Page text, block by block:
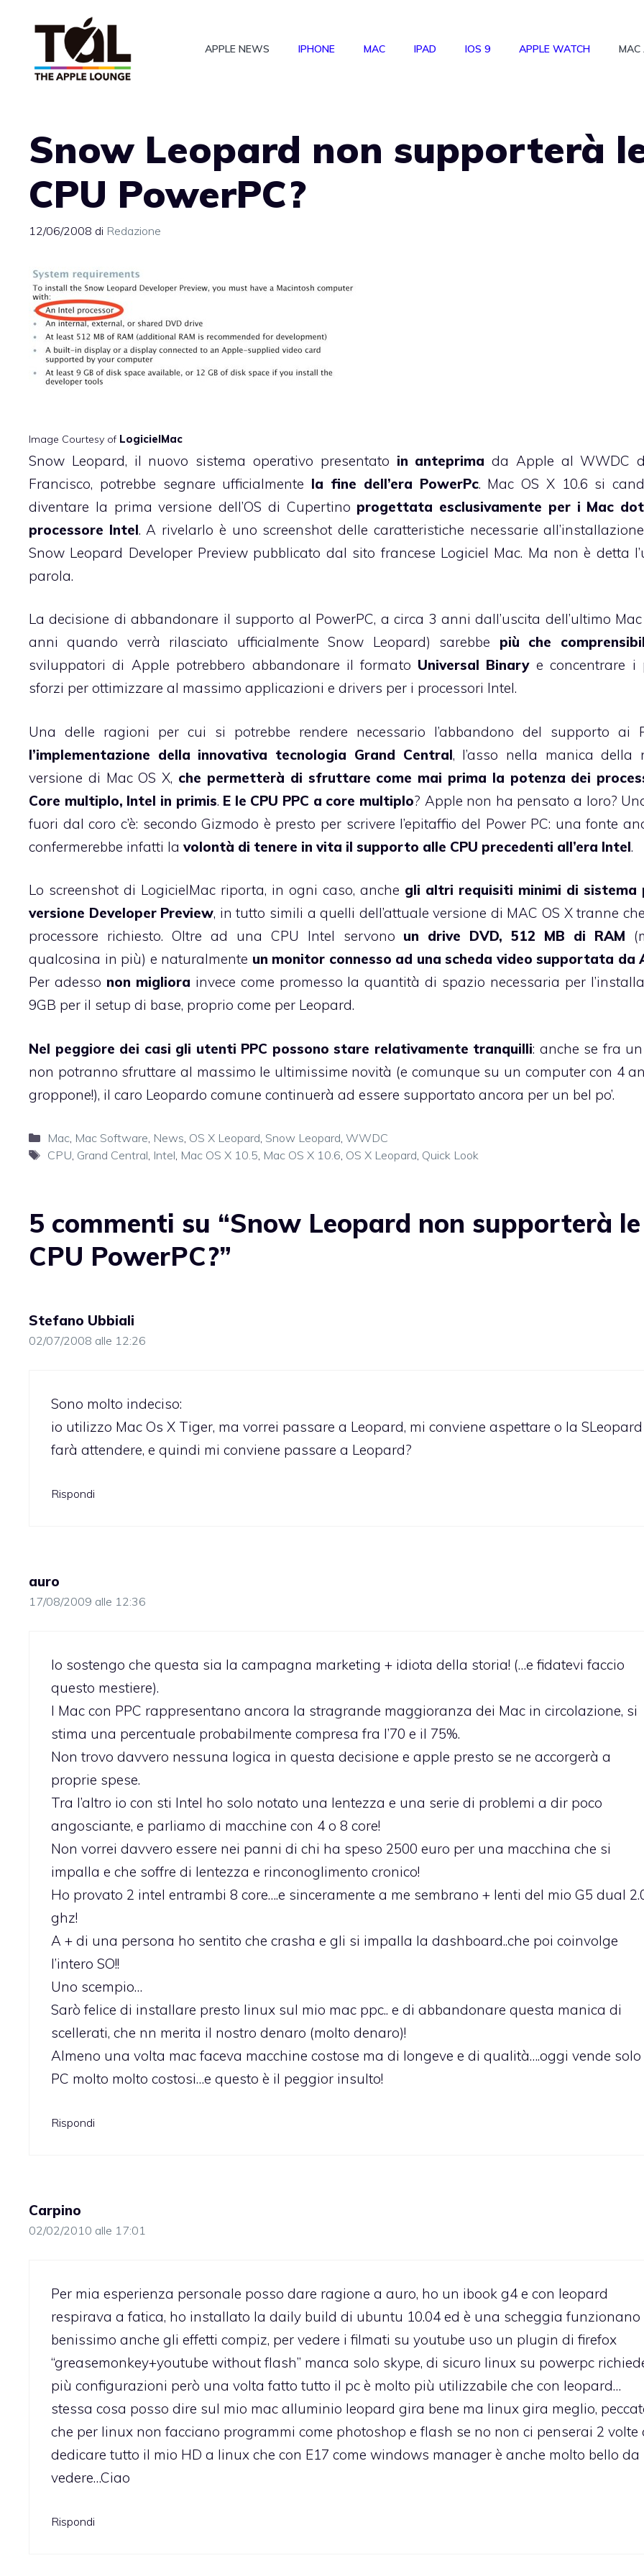
APPLE NEWS IPHONE MAC IPAD IOS 9 APPLE WATCH MAC
Snow Leopard non supporterà
CPU PowerPC?
12/06/2008 di Redazione
Image Courtesy of LogicielMac
Snow Leopard, il nuovo sistema operativo presentato in anteprima da Apple alWWDC
Francisco, potrebbe segnare ufficialmente la fine dell’era PowerPc. Mac OS X 10.6 si
diventare la prima versione dell’OS di Cupertino progettata esclusivamente per i Mac
processore Intel. A rivelarlo è uno screenshot delle caratteristiche necessarie
Snow Leopard Developer Preview pubblicato dal sito francese Logiciel Mac. Ma non è detta
parola.
La decisione di abbandonare il supporto al PowerPC, a circa 3 anni dall’uscita dell’ultimo
anni quando verrà rilasciato ufficialmente Snow Leopard) sarebbe più che
sviluppatori di Apple potrebbero abbandonare il formato Universal Binarye concentrare i
sforzi per ottimizzare al massimo applicazioni e drivers per i processori Intel.
Una delle ragioni per cui si potrebbe rendere necessario l’abbandono del supporto ai
l’implementazione della innovativa tecnologia Grand Central, l’asso nella manica della
versione di Mac OS X, che permetterà di sfruttare come mai prima la potenza dei
Core multiplo, Intel in primis. E le CPU PPC a core multiplo? Apple non ha pensato a loro?
fuori dal coro c’è: secondo Gizmodo è presto per scrivere l’epitaffio del Power PC: una fonte
confermerebbe infatti la volontà di tenere in vita il supporto alle CPU precedenti all’era Intel.
Lo screenshot di LogicielMac riporta, in ogni caso, anche gli altri requisiti minimi di sistema
versione Developer Preview, in tutto simili a quelli dell’attuale versione di MAC OS X tranne
processore richiesto. Oltre ad una CPU Intel servono un drive DVD, 512 MB di RAM
qualcosina in più) e naturalmente un monitor connesso ad una scheda video supportata da
Per adesso non migliora invece come promesso la quantità di spazio necessaria per
9GB per il setup di base, proprio come per Leopard.
Nel peggiore dei casi gli utenti PPC possono stare relativamente tranquilli: anche se fra
non potranno sfruttare al massimo le ultimissime novità (e comunque su un computer con 4
groppone!), il caro Leopardo comune continuerà ad essere supportato ancora per un bel po’.
Categorie
Mac, Mac Software, News, OS X Leopard, Snow Leopard, WWDC
Tag
CPU, Grand Central, Intel, Mac OS X 10.5, Mac OS X 10.6, OS X Leopard, Quick Look
5 commenti su “Snow Leopard non supporterà le
CPU PowerPC?”
Stefano Ubbiali
02/07/2008 alle 12:26
Sono molto indeciso:
io utilizzo Mac Os X Tiger, ma vorrei passare a Leopard, mi conviene aspettare o la
farà attendere, e quindi mi conviene passare a Leopard?
Rispondi
auro
17/08/2009 alle 12:36
Io sostengo che questa sia la campagna marketing + idiota della storia! (…e fidatevi faccio
questo mestiere).
I Mac con PPC rappresentano ancora la stragrande maggioranza dei Mac in circolazione, si
stima una percentuale probabilmente compresa fra l’70 e il 75%.
Non trovo davvero nessuna logica in questa decisione e apple presto se ne accorgerà a
proprie spese.
Tra l’altro io con sti Intel ho solo notato una lentezza e una serie di problemi a dir poco
angosciante, e parliamo di macchine con 4 o 8 core!
Non vorrei davvero essere nei panni di chi ha speso 2500 euro per una macchina che si
impalla e che soffre di lentezza e rinconoglimento cronico!
Ho provato 2 intel entrambi 8 core….e sinceramente a me sembrano + lenti del mio G5 dual
ghz!
A + di una persona ho sentito che crasha e gli si impalla la dashboard..che poi coinvolge
l’intero SO!!
Uno scempio…
Sarò felice di installare presto linux sul mio mac ppc.. e di abbandonare questa manica di
scellerati, che nn merita il nostro denaro (molto denaro)!
Almeno una volta mac faceva macchine costose ma di longeve e di qualità….oggi vende solo
PC molto molto costosi…e questo è il peggior insulto!
Rispondi
Carpino
02/02/2010 alle 17:01
Per mia esperienza personale posso dare ragione a auro, ho un ibook g4 e con leopard
respirava a fatica, ho installato la daily build di ubuntu 10.04 ed è una scheggia funzionano
benissimo anche gli effetti compiz, per vedere i filmati su youtube uso un plugin di firefox
“greasemonkey+youtube without flash” manca solo skype, di sicuro linux su powerpc
più configurazioni però una volta fatto tutto il pc è molto più utilizzabile che con leopard…
stessa cosa posso dire sul mio mac alluminio leopard gira bene ma linux gira meglio,
che per linux non facciano programmi come photoshop e flash se no non ci penserai 2 volte
dedicare tutto il mio HD a linux che con E17 come windows manager è anche molto bello da
vedere…Ciao
Rispondi